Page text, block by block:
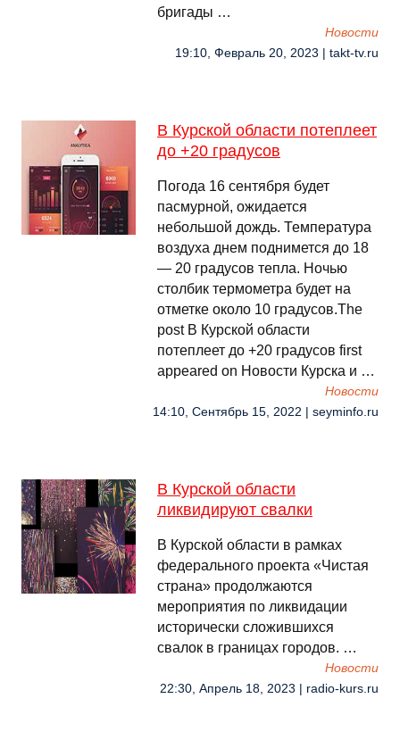
бригады …
Новости
19:10, Февраль 20, 2023 | takt-tv.ru
В Курской области потеплеет
до +20 градусов
Погода 16 сентября будет
пасмурной, ожидается
небольшой дождь. Температура
воздуха днем поднимется до 18
— 20 градусов тепла. Ночью
столбик термометра будет на
отметке около 10 градусов.The
post В Курской области
потеплеет до +20 градусов first
appeared on Новости Курска и …
Новости
14:10, Сентябрь 15, 2022 | seyminfo.ru
В Курской области
ликвидируют свалки
В Курской области в рамках
федерального проекта «Чистая
страна» продолжаются
мероприятия по ликвидации
исторически сложившихся
свалок в границах городов. …
Новости
22:30, Апрель 18, 2023 | radio-kurs.ru